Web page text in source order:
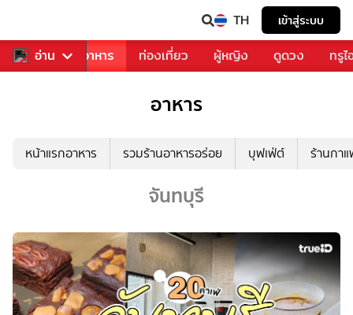
TH เข้าสู่ระบบ
อ่าน
การเพลง อาหาร ท่องเที่ยว ผู้หญิง ดูดวง ทรู
อาหาร
หน้าแรกอาหาร รวมร้านอาหารอร่อย บุฟเฟ่ต์ ร้านกา
จันทบุรี